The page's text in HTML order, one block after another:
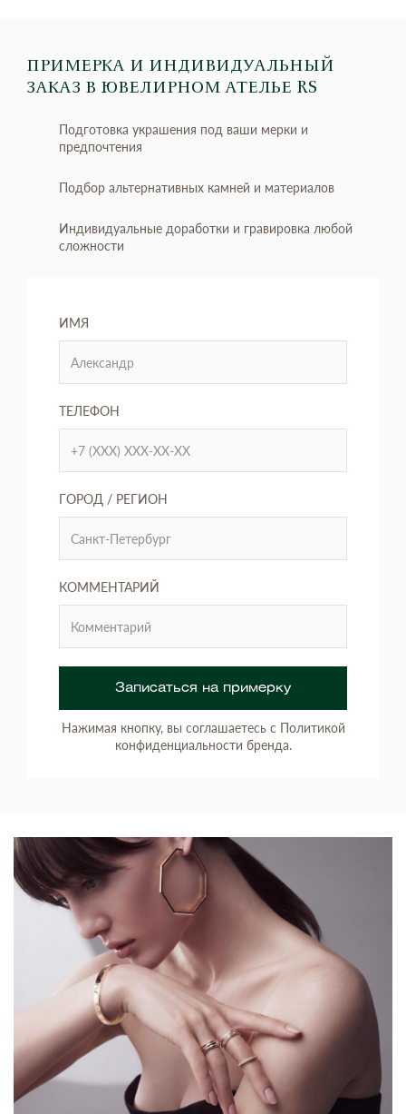
ПРИМЕРКА И ИНДИВИДУАЛЬНЫЙ
ЗАКАЗ В ЮВЕЛИРНОМ АТЕЛЬЕ RS
Подготовка украшения под ваши мерки и
предпочтения
Подбор альтернативных камней и материалов
Индивидуальные доработки и гравировка любой
сложности
ИМЯ
ТЕЛЕФОН
ГОРОД / РЕГИОН
КОММЕНТАРИЙ
Записаться на примерку
Нажимая кнопку, вы соглашаетесь с Политикой
конфиденциальности бренда.